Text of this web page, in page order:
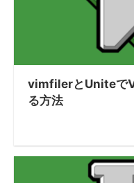
vimfilerとUniteで
る方法